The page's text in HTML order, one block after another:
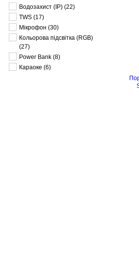
Водозахист (IP) (22)
TWS (17)
Мікрофон (30)
Кольорова підсвітка (RGB)
(27)
Power Bank (8)
Караоке (6)